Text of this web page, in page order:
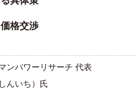
格交渉
ンパワーリサーチ 代表
んいち）氏